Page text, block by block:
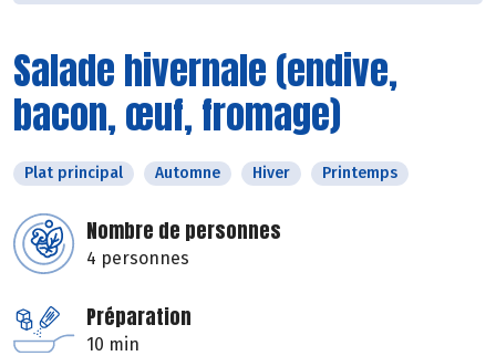
Salade hivernale (endive,
bacon, œuf, fromage)
Plat principal Automne Hiver Printemps
Nombre de personnes
4 personnes
Préparation
10 min